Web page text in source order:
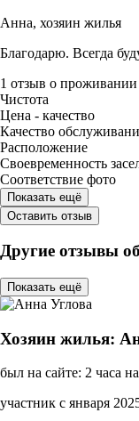
Анна, хозяин жилья
Благодарю. Всегда
1 отзыв о проживании
Чистота
Цена - качество
Качество
Расположение
Своевременность
Соответствие фото
Показать ещё
Оставить отзыв
Другие отзывы
Показать ещё
Хозяин жилья:
был на сайте: 2 часа
участник с января